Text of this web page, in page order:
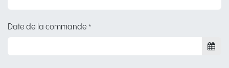
Date de la commande *